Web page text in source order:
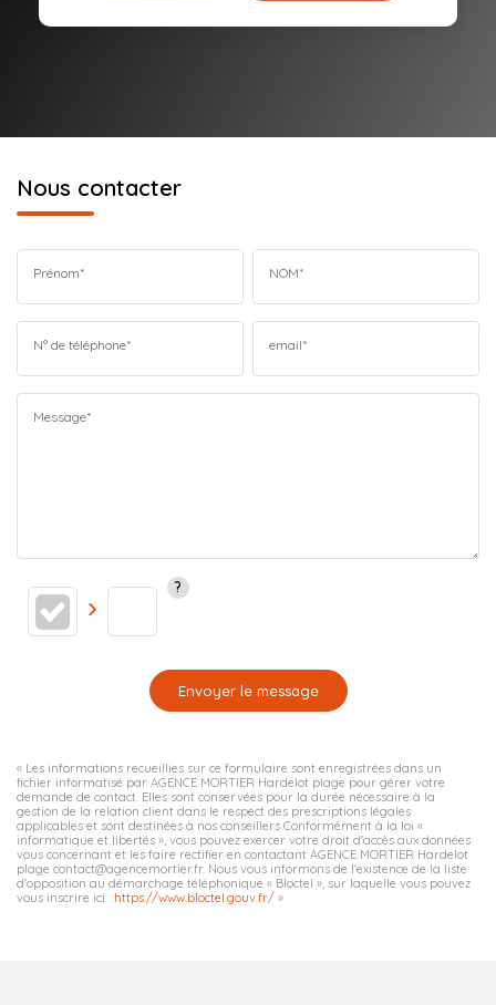
Nous contacter
Prénom* NOM*
N° de téléphone* email*
Message*
Envoyer le message
« Les informations recueillies sur ce formulaire sont enregistrées dans un
fichier informatisé par AGENCE MORTIER Hardelot plage pour gérer votre
demande de contact. Elles sont conservées pour la durée nécessaire à la
gestion de la relation client dans le respect des prescriptions légales
applicables et sont destinées à nos conseillers Conformément à la loi «
informatique et libertés », vous pouvez exercer votre droit d'accès aux données
vous concernant et les faire rectifier en contactant AGENCE MORTIER Hardelot
plage contact@agencemortier.fr. Nous vous informons de l'existence de la liste
d'opposition au démarchage téléphonique « Bloctel », sur laquelle vous pouvez
vous inscrire ici : https://www.bloctel.gouv.fr/ »